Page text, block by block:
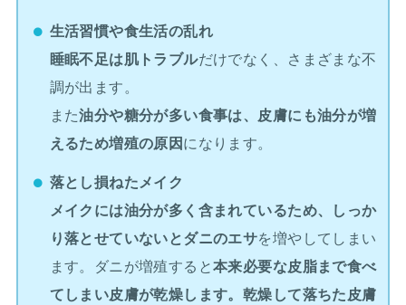
生活習慣や食生活の乱れ
睡眠不足は肌トラブルだけでなく、さまざまな不
調が出ます。
また油分や糖分が多い食事は、皮膚にも油分が増
えるため増殖の原因 になります。
落とし損ねたメイク
メイクには油分が多く含まれているため、しっか
り落とせていないとダニのエサを増やしてしまい
ます。ダニが増殖すると本来必要な皮脂まで食べ
てしまい皮膚が乾燥します。乾燥して落ちた皮膚